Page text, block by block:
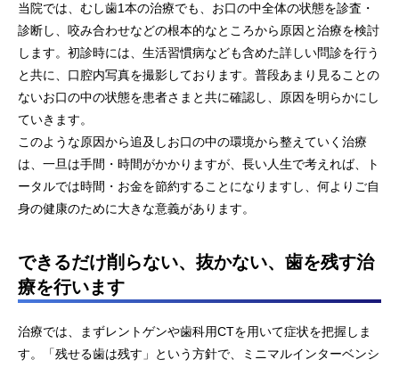
当院では、むし歯1本の治療でも、お口の中全体の状態を診査・
診断し、咬み合わせなどの根本的なところから原因と治療を検討
します。初診時には、生活習慣病なども含めた詳しい問診を行う
と共に、口腔内写真を撮影しております。普段あまり見ることの
ないお口の中の状態を患者さまと共に確認し、原因を明らかにし
ていきます。
このような原因から追及しお口の中の環境から整えていく治療
は、一旦は手間・時間がかかりますが、長い人生で考えれば、ト
ータルでは時間・お金を節約することになりますし、何よりご自
身の健康のために大きな意義があります。
できるだけ削らない、抜かない、歯を残す治
療を行います
治療では、まずレントゲンや歯科用CTを用いて症状を把握しま
す。「残せる歯は残す」という方針で、ミニマルインターベンシ